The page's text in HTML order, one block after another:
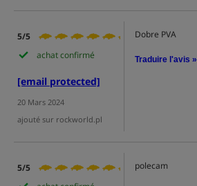
5/5
achat confirmé
[email protected]
20 Mars 2024
ajouté sur rockworld.pl
Dobre PVA
Traduire l'avis »
5/5
polecam